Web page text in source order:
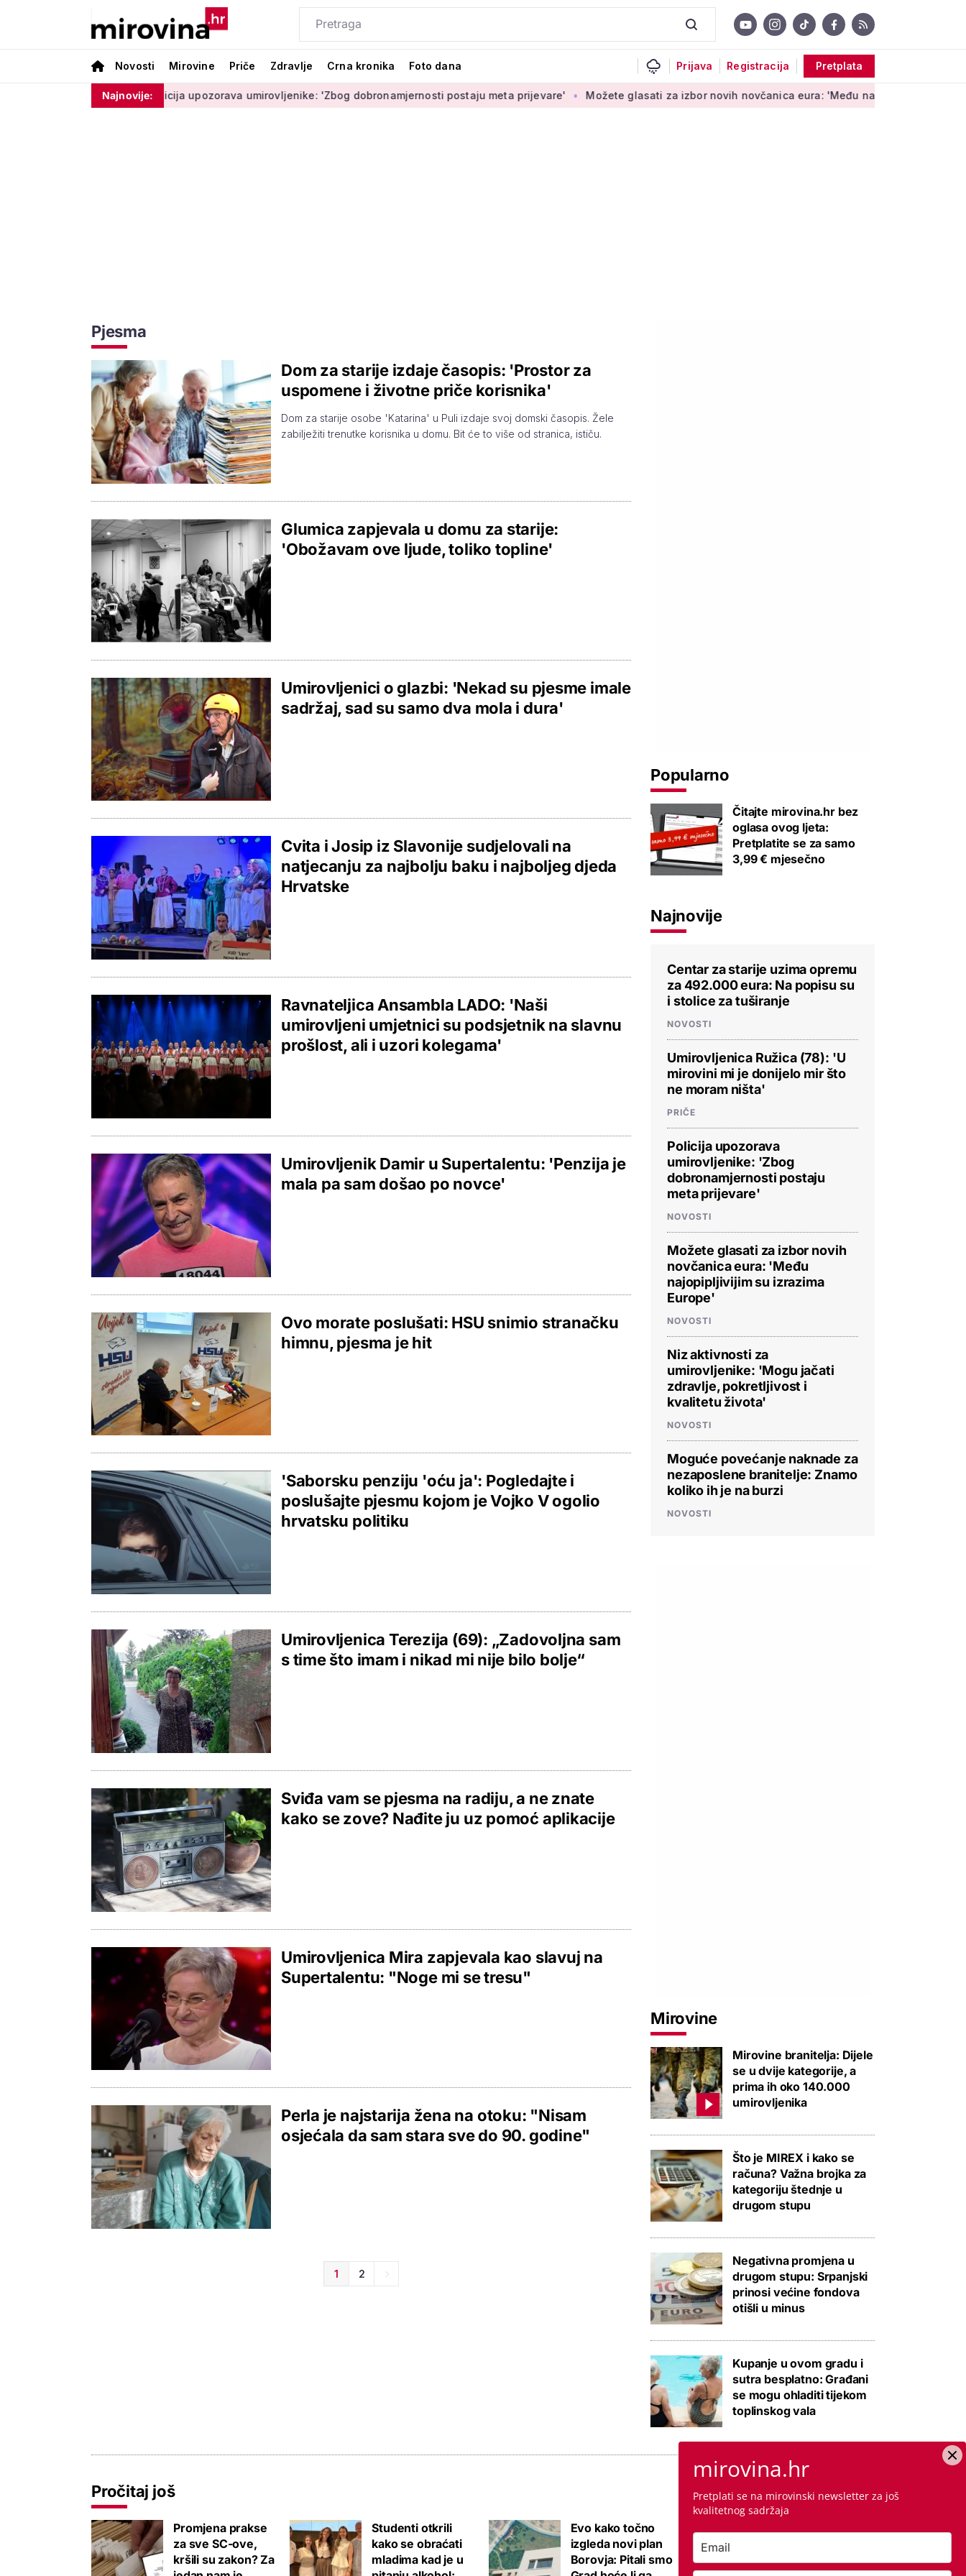
Novosti Mirovine Priče Zdravlje Crna kronika Foto dana Prijava Registracija Pretplata
Najnovije:
Policija upozorava umirovljenike: 'Zbog dobronamjernosti postaju meta prijevare' Možete glasati za izbor novih novčanica eura: 'Među najopipljivijim su izrazima
Pjesma
Dom za starije izdaje časopis: 'Prostor za
uspomene i životne priče korisnika'
Dom za starije osobe 'Katarina' u Puli izdaje svoj domski časopis. Žele
zabilježiti trenutke korisnika u domu. Bit će to više od stranica, ističu.
Glumica zapjevala u domu za starije:
'Obožavam ove ljude, toliko topline'
Umirovljenici o glazbi: 'Nekad su pjesme imale
sadržaj, sad su samo dva mola i dura'
Cvita i Josip iz Slavonije sudjelovali na
natjecanju za najbolju baku i najboljeg djeda
Hrvatske
Ravnateljica Ansambla LADO: 'Naši
umirovljeni umjetnici su podsjetnik na slavnu
prošlost, ali i uzori kolegama'
Umirovljenik Damir u Supertalentu: 'Penzija je
mala pa sam došao po novce'
Ovo morate poslušati: HSU snimio stranačku
himnu, pjesma je hit
'Saborsku penziju 'oću ja': Pogledajte i
poslušajte pjesmu kojom je Vojko V ogolio
hrvatsku politiku
Umirovljenica Terezija (69): „Zadovoljna sam
s time što imam i nikad mi nije bilo bolje“
Sviđa vam se pjesma na radiju, a ne znate
kako se zove? Nađite ju uz pomoć aplikacije
Umirovljenica Mira zapjevala kao slavuj na
Supertalentu: "Noge mi se tresu"
Perla je najstarija žena na otoku: "Nisam
osjećala da sam stara sve do 90. godine"
1 2
Popularno
Čitajte mirovina.hr bez
oglasa ovog ljeta:
Pretplatite se za samo
3,99 € mjesečno
Najnovije
Centar za starije uzima opremu
za 492.000 eura: Na popisu su
i stolice za tuširanje
NOVOSTI
Umirovljenica Ružica (78): 'U
mirovini mi je donijelo mir što
ne moram ništa'
PRIČE
Policija upozorava
umirovljenike: 'Zbog
dobronamjernosti postaju
meta prijevare'
NOVOSTI
Možete glasati za izbor novih
novčanica eura: 'Među
najopipljivijim su izrazima
Europe'
NOVOSTI
Niz aktivnosti za
umirovljenike: 'Mogu jačati
zdravlje, pokretljivost i
kvalitetu života'
NOVOSTI
Moguće povećanje naknade za
nezaposlene branitelje: Znamo
koliko ih je na burzi
NOVOSTI
Mirovine
Mirovine branitelja: Dijele
se u dvije kategorije, a
prima ih oko 140.000
umirovljenika
Što je MIREX i kako se
računa? Važna brojka za
kategoriju štednje u
drugom stupu
Negativna promjena u
drugom stupu: Srpanjski
prinosi većine fondova
otišli u minus
Kupanje u ovom gradu i
sutra besplatno: Građani
se mogu ohladiti tijekom
toplinskog vala
Pročitaj još
Promjena prakse
za sve SC-ove,
kršili su zakon? Za
Studenti otkrili
kako se obraćati
mladima kad je u
Evo kako točno
izgleda novi plan
Borovja: Pitali smo
znamo i jeste li
mirovina.hr
Pretplati se na mirovinski newsletter za još
kvalitetnog sadržaja